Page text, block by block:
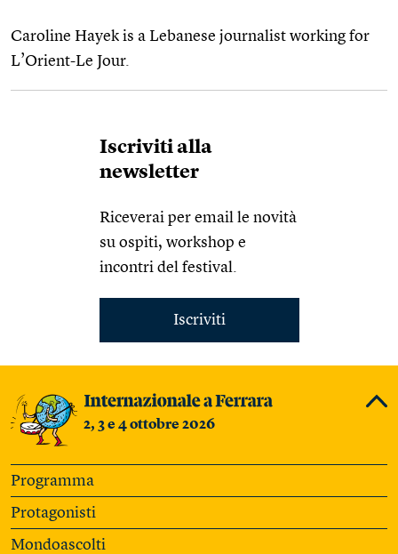
Caroline Hayek is a Lebanese journalist working for
L’Orient-Le Jour.
Iscriviti alla
newsletter
Riceverai per email le novità
su ospiti, workshop e
incontri del festival.
Iscriviti
2, 3 e 4 ottobre 2026
Programma
Protagonisti
Mondoascolti